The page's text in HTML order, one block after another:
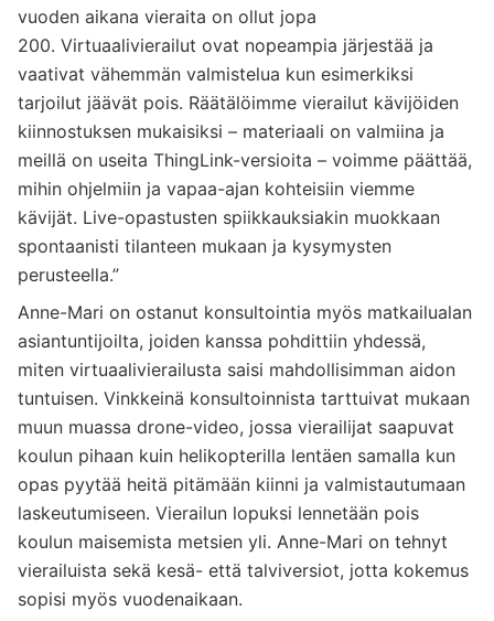
vuoden aikana vieraita on ollut jopa
200. Virtuaalivierailut ovat nopeampia järjestää ja
vaativat vähemmän valmistelua kun esimerkiksi
tarjoilut jäävät pois. Räätälöimme vierailut kävijöiden
kiinnostuksen mukaisiksi – materiaali on valmiina ja
meillä on useita ThingLink-versioita – voimme päättää,
mihin ohjelmiin ja vapaa-ajan kohteisiin viemme
kävijät. Live-opastusten spiikkauksiakin muokkaan
spontaanisti tilanteen mukaan ja kysymysten
perusteella.”
Anne-Mari on ostanut konsultointia myös matkailualan
asiantuntijoilta, joiden kanssa pohdittiin yhdessä,
miten virtuaalivierailusta saisi mahdollisimman aidon
tuntuisen. Vinkkeinä konsultoinnista tarttuivat mukaan
muun muassa drone-video, jossa vierailijat saapuvat
koulun pihaan kuin helikopterilla lentäen samalla kun
opas pyytää heitä pitämään kiinni ja valmistautumaan
laskeutumiseen. Vierailun lopuksi lennetään pois
koulun maisemista metsien yli. Anne-Mari on tehnyt
vierailuista sekä kesä- että talviversiot, jotta kokemus
sopisi myös vuodenaikaan.